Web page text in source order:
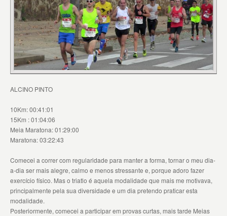
ALCINO PINTO
10Km: 00:41:01
15Km : 01:04:06
Meia Maratona: 01:29:00
Maratona: 03:22:43
Comecei a correr com regularidade para manter a forma, tornar o meu dia-
a-dia ser mais alegre, calmo e menos stressante e, porque adoro fazer
exercício físico. Mas o triatlo é aquela modalidade que mais me motivava,
principalmente pela sua diversidade e um dia pretendo praticar esta
modalidade.
Posteriormente, comecei a participar em provas curtas, mais tarde Meias